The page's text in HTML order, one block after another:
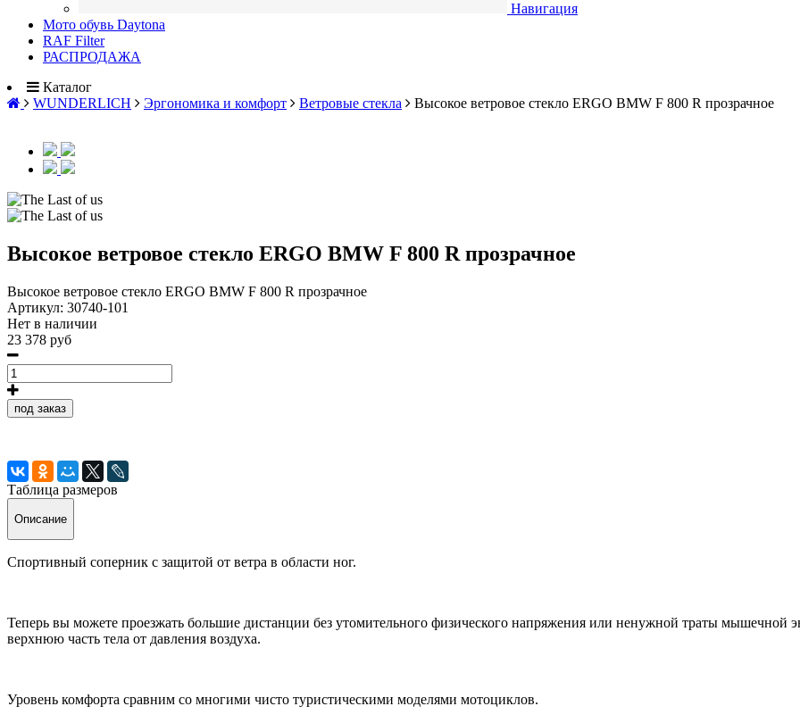
Навигация
Мото обувь Daytona
RAF Filter
РАСПРОДАЖА
Каталог
WUNDERLICH
Эргономика и комфорт Ветровые стекла Высокое ветровое стекло ERGO BMW F 800 R прозрачное
Высокое ветровое стекло ERGO BMW F 800 R прозрачное
Высокое ветровое стекло ERGO BMW F 800 R прозрачное
Артикул: 30740-101
Нет в наличии
23 378 руб
под заказ
Таблица размеров
Описание
Спортивный соперник с защитой от ветра в области ног.
Теперь вы можете проезжать большие дистанции без утомительного физического напряжения или ненужной траты мышечной
верхнюю часть тела от давления воздуха.
Уровень комфорта сравним со многими чисто туристическими моделями мотоциклов.